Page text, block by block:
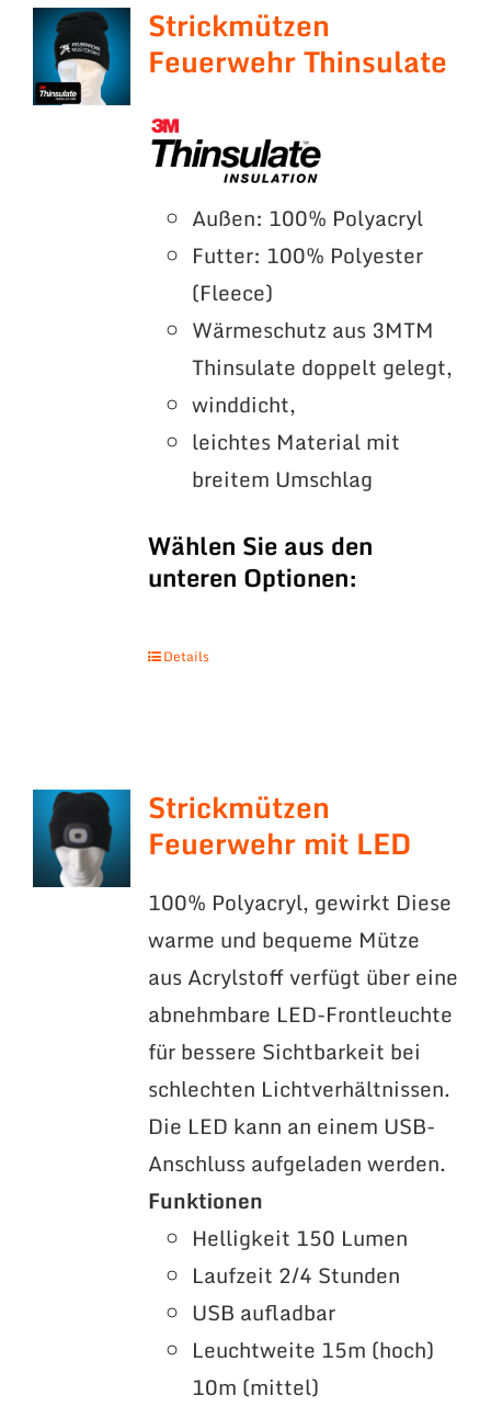
Strickmützen
Feuerwehr Thinsulate
Außen: 100% Polyacryl
Futter: 100% Polyester
(Fleece)
Wärmeschutz aus 3MTM
Thinsulate doppelt gelegt,
winddicht,
leichtes Material mit
breitem Umschlag
Wählen Sie aus den
unteren Optionen:
Details
Strickmützen
Feuerwehr mit LED
100% Polyacryl, gewirkt Diese
warme und bequeme Mütze
aus Acrylstoff verfügt über eine
abnehmbare LED-Frontleuchte
für bessere Sichtbarkeit bei
schlechten Lichtverhältnissen.
Die LED kann an einem USB-
Anschluss aufgeladen werden.
Funktionen
Helligkeit 150 Lumen
Laufzeit 2/4 Stunden
USB aufladbar
Leuchtweite 15m (hoch)
10m (mittel)